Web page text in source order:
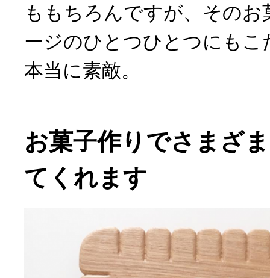
ももちろんですが、その
ージのひとつひとつにも
本当に素敵。
お菓子作りでさまざ
てくれます